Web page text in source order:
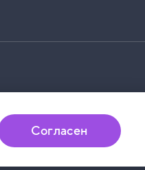
Согласен